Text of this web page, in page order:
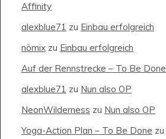
Affinity
alexblue71 zu Einbau erfolgreich
nömix zu Einbau erfolgreich
Auf der Rennstrecke – To Be Done
alexblue71 zu Nun also OP
NeonWilderness zu Nun also OP
Yoga-Action Plan – To Be Done zu